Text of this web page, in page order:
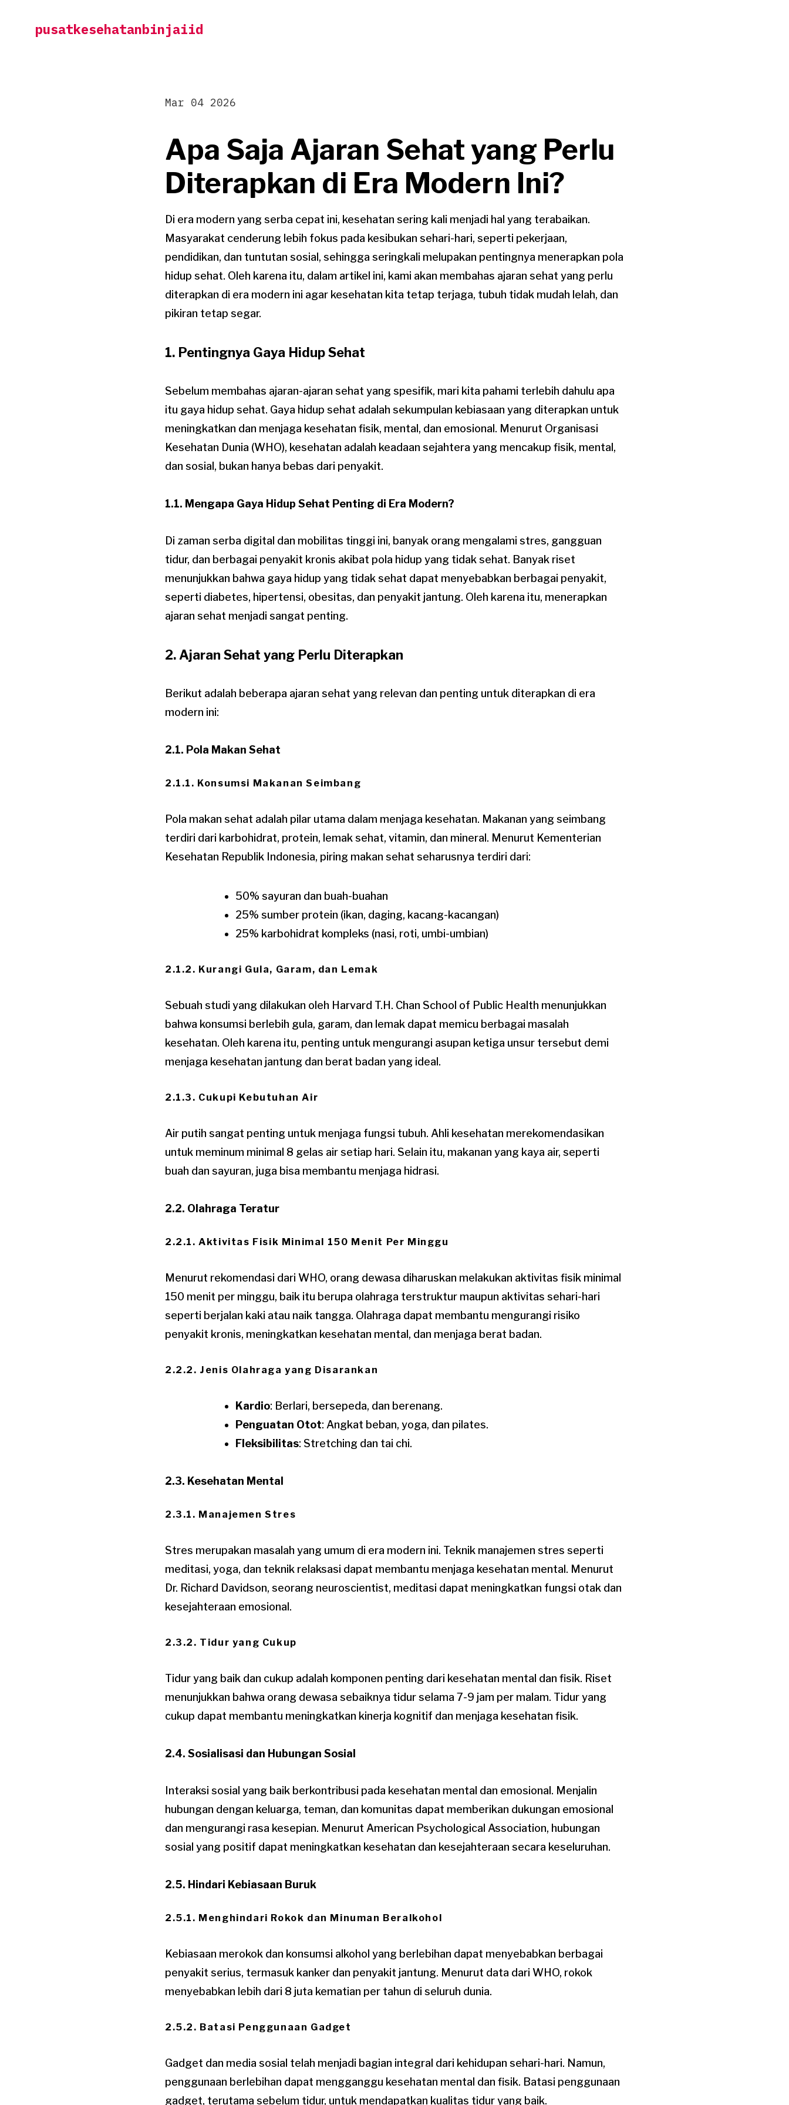
pusatkesehatanbinjaiid
Apa Saja Ajaran Sehat yang Perlu
Diterapkan di Era Modern Ini?
Mar 04 2026
Di era modern yang serba cepat ini, kesehatan sering kali menjadi hal yang terabaikan.
Masyarakat cenderung lebih fokus pada kesibukan sehari-hari, seperti pekerjaan,
pendidikan, dan tuntutan sosial, sehingga seringkali melupakan pentingnya menerapkan pola
hidup sehat. Oleh karena itu, dalam artikel ini, kami akan membahas ajaran sehat yang perlu
diterapkan di era modern ini agar kesehatan kita tetap terjaga, tubuh tidak mudah lelah, dan
pikiran tetap segar.
1. Pentingnya Gaya Hidup Sehat
Sebelum membahas ajaran-ajaran sehat yang spesifik, mari kita pahami terlebih dahulu apa
itu gaya hidup sehat. Gaya hidup sehat adalah sekumpulan kebiasaan yang diterapkan untuk
meningkatkan dan menjaga kesehatan fisik, mental, dan emosional. Menurut Organisasi
Kesehatan Dunia (WHO), kesehatan adalah keadaan sejahtera yang mencakup fisik, mental,
dan sosial, bukan hanya bebas dari penyakit.
1.1. Mengapa Gaya Hidup Sehat Penting di Era Modern?
Di zaman serba digital dan mobilitas tinggi ini, banyak orang mengalami stres, gangguan
tidur, dan berbagai penyakit kronis akibat pola hidup yang tidak sehat. Banyak riset
menunjukkan bahwa gaya hidup yang tidak sehat dapat menyebabkan berbagai penyakit,
seperti diabetes, hipertensi, obesitas, dan penyakit jantung. Oleh karena itu, menerapkan
ajaran sehat menjadi sangat penting.
2. Ajaran Sehat yang Perlu Diterapkan
Berikut adalah beberapa ajaran sehat yang relevan dan penting untuk diterapkan di era
modern ini:
2.1. Pola Makan Sehat
2.1.1. Konsumsi Makanan Seimbang
Pola makan sehat adalah pilar utama dalam menjaga kesehatan. Makanan yang seimbang
terdiri dari karbohidrat, protein, lemak sehat, vitamin, dan mineral. Menurut Kementerian
Kesehatan Republik Indonesia, piring makan sehat seharusnya terdiri dari:
50% sayuran dan buah-buahan
25% sumber protein (ikan, daging, kacang-kacangan)
25% karbohidrat kompleks (nasi, roti, umbi-umbian)
2.1.2. Kurangi Gula, Garam, dan Lemak
Sebuah studi yang dilakukan oleh Harvard T.H. Chan School of Public Health menunjukkan
bahwa konsumsi berlebih gula, garam, dan lemak dapat memicu berbagai masalah
kesehatan. Oleh karena itu, penting untuk mengurangi asupan ketiga unsur tersebut demi
menjaga kesehatan jantung dan berat badan yang ideal.
2.1.3. Cukupi Kebutuhan Air
Air putih sangat penting untuk menjaga fungsi tubuh. Ahli kesehatan merekomendasikan
untuk meminum minimal 8 gelas air setiap hari. Selain itu, makanan yang kaya air, seperti
buah dan sayuran, juga bisa membantu menjaga hidrasi.
2.2. Olahraga Teratur
2.2.1. Aktivitas Fisik Minimal 150 Menit Per Minggu
Menurut rekomendasi dari WHO, orang dewasa diharuskan melakukan aktivitas fisik minimal
150 menit per minggu, baik itu berupa olahraga terstruktur maupun aktivitas sehari-hari
seperti berjalan kaki atau naik tangga. Olahraga dapat membantu mengurangi risiko
penyakit kronis, meningkatkan kesehatan mental, dan menjaga berat badan.
2.2.2. Jenis Olahraga yang Disarankan
Kardio: Berlari, bersepeda, dan berenang.
Penguatan Otot: Angkat beban, yoga, dan pilates.
Fleksibilitas: Stretching dan tai chi.
2.3. Kesehatan Mental
2.3.1. Manajemen Stres
Stres merupakan masalah yang umum di era modern ini. Teknik manajemen stres seperti
meditasi, yoga, dan teknik relaksasi dapat membantu menjaga kesehatan mental. Menurut
Dr. Richard Davidson, seorang neuroscientist, meditasi dapat meningkatkan fungsi otak dan
kesejahteraan emosional.
2.3.2. Tidur yang Cukup
Tidur yang baik dan cukup adalah komponen penting dari kesehatan mental dan fisik. Riset
menunjukkan bahwa orang dewasa sebaiknya tidur selama 7-9 jam per malam. Tidur yang
cukup dapat membantu meningkatkan kinerja kognitif dan menjaga kesehatan fisik.
2.4. Sosialisasi dan Hubungan Sosial
Interaksi sosial yang baik berkontribusi pada kesehatan mental dan emosional. Menjalin
hubungan dengan keluarga, teman, dan komunitas dapat memberikan dukungan emosional
dan mengurangi rasa kesepian. Menurut American Psychological Association, hubungan
sosial yang positif dapat meningkatkan kesehatan dan kesejahteraan secara keseluruhan.
2.5. Hindari Kebiasaan Buruk
2.5.1. Menghindari Rokok dan Minuman Beralkohol
Kebiasaan merokok dan konsumsi alkohol yang berlebihan dapat menyebabkan berbagai
penyakit serius, termasuk kanker dan penyakit jantung. Menurut data dari WHO, rokok
menyebabkan lebih dari 8 juta kematian per tahun di seluruh dunia.
2.5.2. Batasi Penggunaan Gadget
Gadget dan media sosial telah menjadi bagian integral dari kehidupan sehari-hari. Namun,
penggunaan berlebihan dapat mengganggu kesehatan mental dan fisik. Batasi penggunaan
gadget, terutama sebelum tidur, untuk mendapatkan kualitas tidur yang baik.